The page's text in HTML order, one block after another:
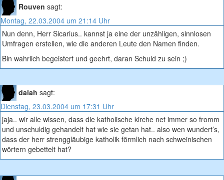
Rouven sagt:
Montag, 22.03.2004 um 21:14 Uhr
Nun denn, Herr Sicarius.. kannst ja eine der unzähligen, sinnlosen
Umfragen erstellen, wie die anderen Leute den Namen finden.
Bin wahrlich begeistert und geehrt, daran Schuld zu sein ;)
daiah sagt:
Dienstag, 23.03.2004 um 17:31 Uhr
jaja.. wir alle wissen, dass die katholische kirche net immer so fromm
und unschuldig gehandelt hat wie sie getan hat.. also wen wundert’s,
dass der herr strenggläubige katholik förmlich nach schweinischen
wörtern gebettelt hat?